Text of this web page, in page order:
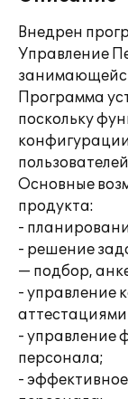
Внедрен
Управление
Программа
поскольку
Основные
продукта:
-
- решение
— подбор,
- управление
- управление
персонала;
-